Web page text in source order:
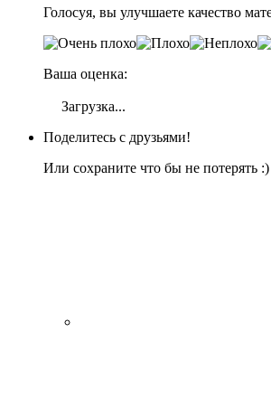
Голосуя, вы улучшаете качество
Ваша оценка:
Загрузка...
Поделитесь с друзьями!
Или сохраните что бы не потерять :)